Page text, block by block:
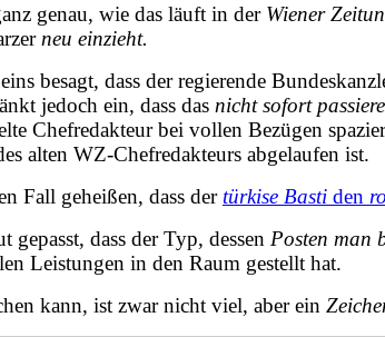
genau, wie das läuft in derWiener
neu einzieht.
besagt, dass der regierende
jedoch ein, dass das nicht sofort
Chefredakteur bei vollen Bezügen
alten WZ-Chefredakteurs abgelaufen ist.
Fall geheißen, dass der türkise Basti den
gepasst, dass der Typ, dessen Posten man
Leistungen in den Raum gestellt hat.
kann, ist zwar nicht viel, aber ein